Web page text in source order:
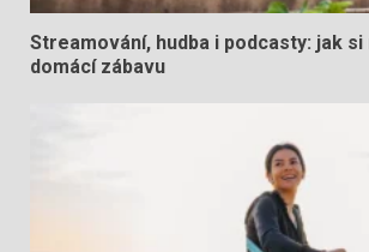
Streamování, hudba i podcasty: jak
domácí zábavu